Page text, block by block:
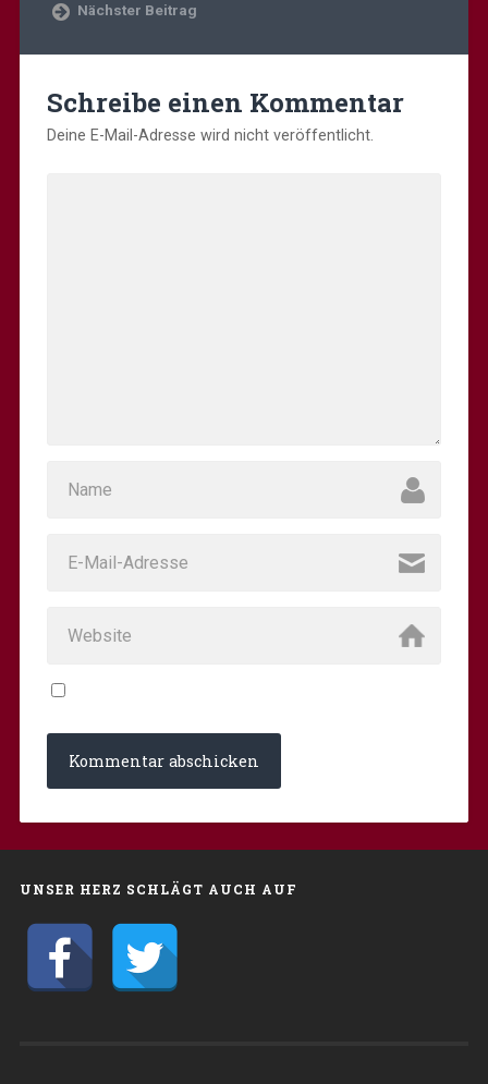
Nächster Beitrag
Schreibe einen Kommentar
Deine E-Mail-Adresse wird nicht veröffentlicht.
UNSER HERZ SCHLÄGT AUCH AUF